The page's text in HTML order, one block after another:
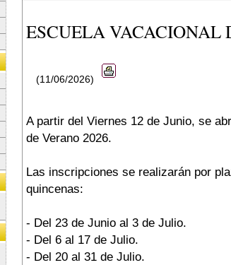
ESCUELA VACACIONAL
(11/06/2026)
A partir del Viernes 12 de Junio, se
de Verano 2026.
Las inscripciones se realizarán por
quincenas:
- Del 23 de Junio al 3 de Julio.
- Del 6 al 17 de Julio.
- Del 20 al 31 de Julio.